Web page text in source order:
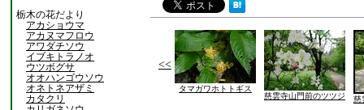
栃木の花だより
アカショウマ
アカヌマフロウ
アワダチソウ
イブキトラノオ
ウツボグサ
オオハンゴウソウ
オネトネアザミ
カタクリ
<<
タマガワホトトギス
慈雲寺山門前のツツジ
慈